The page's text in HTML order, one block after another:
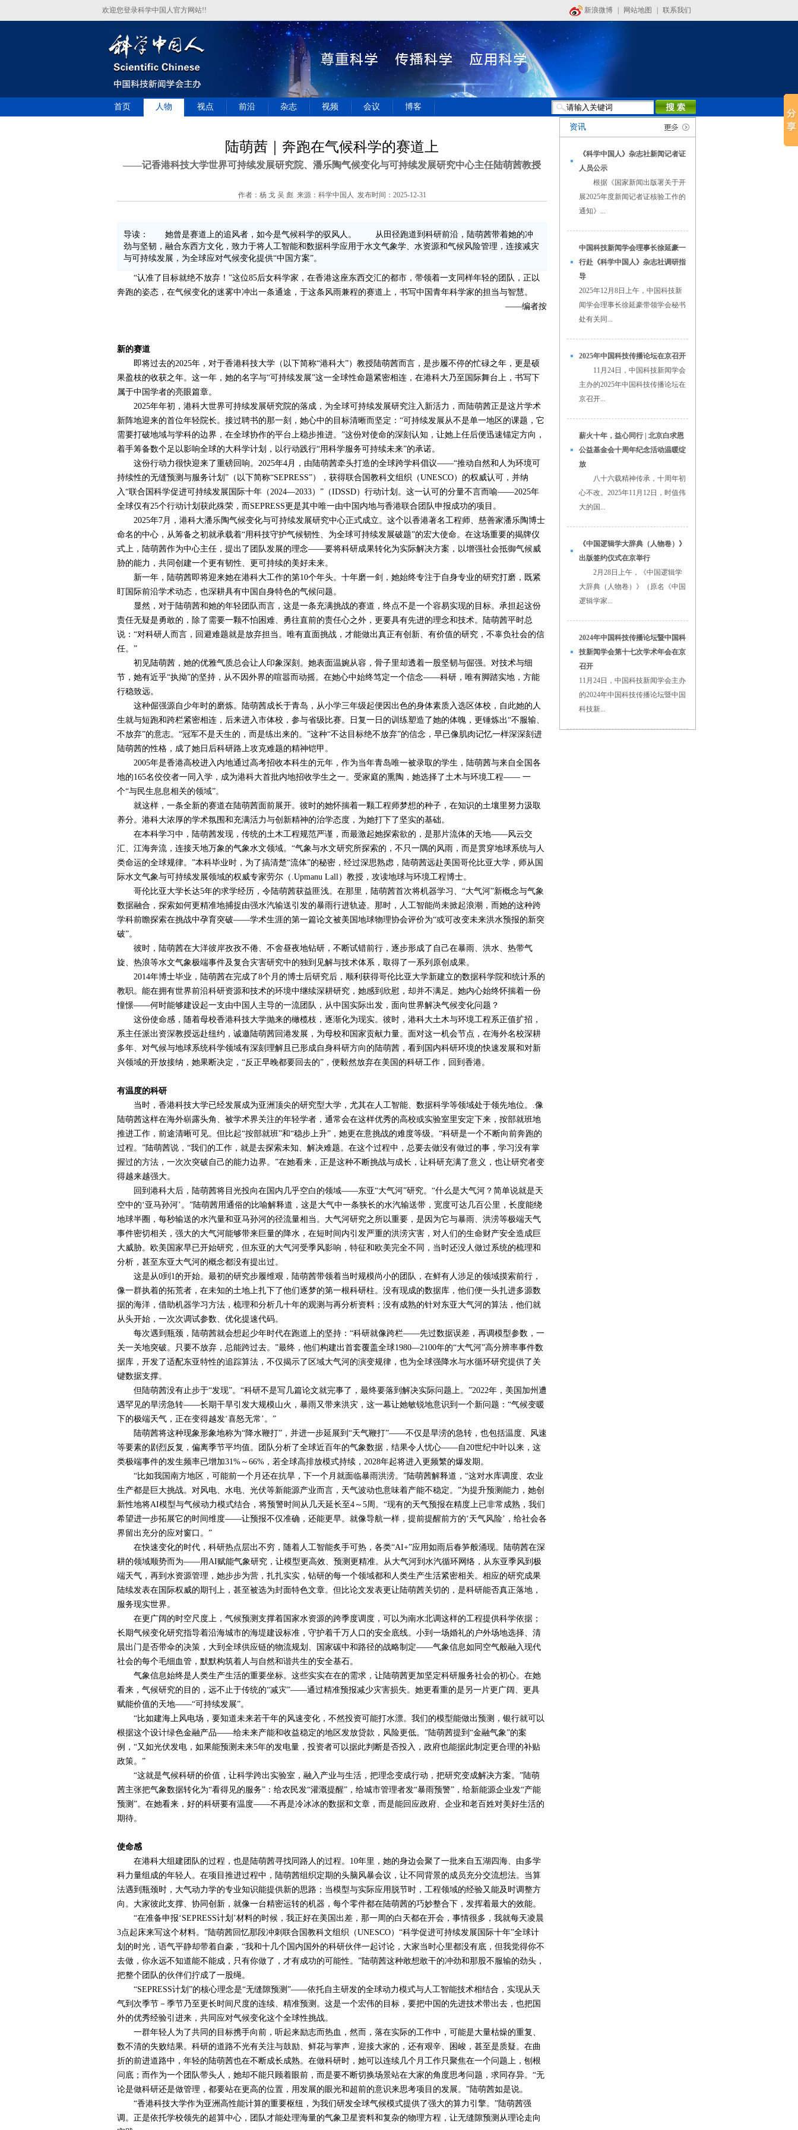
欢迎您登录科学中国人官方网站!! 新浪微博 网站地图 联系我们
首页 人物 视点 前沿 杂志 视频 会议 博客
陆萌茜｜奔跑在气候科学的赛道上
——记香港科技大学世界可持续发展研究院、潘乐陶气候变化与可持续发展研究中心主任陆萌茜教授
作者：杨 戈 吴 彪 来源：科学中国人 发布时间：2025-12-31
导读： 她曾是赛道上的追风者，如今是气候科学的驭风人。 从田径跑道到科研前沿，陆萌茜带着她的冲
劲与坚韧，融合东西方文化，致力于将人工智能和数据科学应用于水文气象学、水资源和气候风险管理，连接减灾
与可持续发展，为全球应对气候变化提供“中国方案”。
“认准了目标就绝不放弃！”这位85后女科学家，在香港这座东西交汇的都市，带领着一支同样年轻的团队，正以
奔跑的姿态，在气候变化的迷雾中冲出一条通途，于这条风雨兼程的赛道上，书写中国青年科学家的担当与智慧。
——编者按
新的赛道
即将过去的2025年，对于香港科技大学（以下简称“港科大”）教授陆萌茜而言，是步履不停的忙碌之年，更是硕
果盈枝的收获之年。这一年，她的名字与“可持续发展”这一全球性命题紧密相连，在港科大乃至国际舞台上，书写下
属于中国学者的亮眼篇章。
2025年年初，港科大世界可持续发展研究院的落成，为全球可持续发展研究注入新活力，而陆萌茜正是这片学术
新阵地迎来的首位年轻院长。接过聘书的那一刻，她心中的目标清晰而坚定：“可持续发展从不是单一地区的课题，它
需要打破地域与学科的边界，在全球协作的平台上稳步推进。”这份对使命的深刻认知，让她上任后便迅速锚定方向，
着手筹备数个足以影响全球的大科学计划，以行动践行“用科学服务可持续未来”的承诺。
这份行动力很快迎来了重磅回响。 2025年4月，由陆萌茜牵头打造的全球跨学科倡议——“推动自然和人为环境可
持续性的无缝预测与服务计划”（以下简称“SEPRESS”），获得联合国教科文组织（UNESCO）的权威认可，并纳
入“联合国科学促进可持续发展国际十年（2024—2033）”（IDSSD）行动计划。这一认可的分量不言而喻——2025年
全球仅有25个行动计划获此殊荣，而 SEPRESS更是其中唯一由中国内地与香港联合团队申报成功的项目。
2025年7月，港科大潘乐陶气候变化与可持续发展研究中心正式成立。这个以香港著名工程师、慈善家潘乐陶博士
命名的中心，从筹备之初就承载着“用科技守护气候韧性、为全球可持续发展破题”的宏大使命。在这场重要的揭牌仪
式上，陆萌茜作为中心主任，提出了团队发展的理念——要将科研成果转化为实际解决方案，以增强社会抵御气候威
胁的能力，共同创建一个更有韧性、更可持续的美好未来。
新一年，陆萌茜即将迎来她在港科大工作的第10个年头。十年磨一剑，她始终专注于自身专业的研究打磨，既紧
盯国际前沿学术动态，也深耕具有中国自身特色的气候问题。
显然，对于陆萌茜和她的年轻团队而言，这是一条充满挑战的赛道，终点不是一个容易实现的目标。承担起这份
责任无疑是勇敢的，除了需要一颗不怕困难、勇往直前的责任心之外，更要具有先进的理念和技术。陆萌茜平时总
说：“对科研人而言，回避难题就是放弃担当。唯有直面挑战，才能做出真正有创新、有价值的研究，不辜负社会的信
任。”
初见陆萌茜，她的优雅气质总会让人印象深刻。她表面温婉从容，骨子里却透着一股坚韧与倔强。对技术与细
节，她有近乎“执拗”的坚持，从不因外界的喧嚣而动摇。在她心中始终笃定一个信念——科研，唯有脚踏实地，方能
行稳致远。
这种倔强源自少年时的磨炼。陆萌茜成长于青岛，从小学三年级起便因出色的身体素质入选区体校，自此她的人
生就与短跑和跨栏紧密相连，后来进入市体校，参与省级比赛。日复一日的训练塑造了她的体魄，更锤炼出“不服输、
不放弃”的意志。“冠军不是天生的，而是练出来的。”这种“不达目标绝不放弃”的信念，早已像肌肉记忆一样深深刻进
陆萌茜的性格，成了她日后科研路上攻克难题的精神铠甲。
2005年是香港高校进入内地通过高考招收本科生的元年，作为当年青岛唯一被录取的学生，陆萌茜与来自全国各
地的165名佼佼者一同入学，成为港科大首批内地招收学生之一。受家庭的熏陶，她选择了土木与环境工程—— 一
个“与民生息息相关的领域”。
就这样，一条全新的赛道在陆萌茜面前展开。彼时的她怀揣着一颗工程师梦想的种子，在知识的土壤里努力汲取
养分。港科大浓厚的学术氛围和充满活力与创新精神的治学态度，为她打下了坚实的基础。
在本科学习中，陆萌茜发现，传统的土木工程规范严谨，而最激起她探索欲的，是那片流体的天地——风云交
汇、江海奔流，连接天地万象的气象水文领域。“气象与水文研究所探索的，不只一隅的风雨，而是贯穿地球系统与人
类命运的全球规律。”本科毕业时，为了搞清楚“流体”的秘密，经过深思熟虑，陆萌茜远赴美国哥伦比亚大学，师从国
际水文气象与可持续发展领域的权威专家劳尔（ .Upmanu Lall）教授，攻读地球与环境工程博士。
哥伦比亚大学长达5年的求学经历，令陆萌茜获益匪浅。在那里，陆萌茜首次将机器学习、“大气河”新概念与气象
数据融合，探索如何更精准地捕捉由强水汽输送引发的暴雨行进轨迹。那时，人工智能尚未掀起浪潮，而她的这种跨
学科前瞻探索在挑战中孕育突破——学术生涯的第一篇论文被美国地球物理协会评价为“或可改变未来洪水预报的新突
破”。
彼时，陆萌茜在大洋彼岸孜孜不倦、不舍昼夜地钻研，不断试错前行，逐步形成了自己在暴雨、洪水、热带气
旋、热浪等水文气象极端事件及复合灾害研究中的独到见解与技术体系，取得了一系列原创成果。
2014年博士毕业，陆萌茜在完成了8个月的博士后研究后，顺利获得哥伦比亚大学新建立的数据科学院和统计系的
教职。能在拥有世界前沿科研资源和技术的环境中继续深耕研究，她感到欣慰，却并不满足。她内心始终怀揣着一份
憧憬——何时能够建设起一支由中国人主导的一流团队，从中国实际出发，面向世界解决气候变化问题？
这份使命感，随着母校香港科技大学抛来的橄榄枝，逐渐化为现实。彼时，港科大土木与环境工程系正值扩招，
系主任派出资深教授远赴纽约，诚邀陆萌茜回港发展，为母校和国家贡献力量。面对这一机会节点，在海外名校深耕
多年、对气候与地球系统科学领域有深刻理解且已形成自身科研方向的陆萌茜，看到国内科研环境的快速发展和对新
兴领域的开放接纳，她果断决定，“反正早晚都要回去的”，便毅然放弃在美国的科研工作，回到香港。
有温度的科研
当时，香港科技大学已经发展成为亚洲顶尖的研究型大学，尤其在人工智能、数据科学等领域处于领先地位。 .像
陆萌茜这样在海外崭露头角、被学术界关注的年轻学者，通常会在这样优秀的高校或实验室里安定下来，按部就班地
推进工作，前途清晰可见。但比起“按部就班”和“稳步上升”，她更在意挑战的难度等级。“科研是一个不断向前奔跑的
过程。”陆萌茜说，“我们的工作，就是去探索未知、解决难题。在这个过程中，总要去做没有做过的事，学习没有掌
握过的方法，一次次突破自己的能力边界。”在她看来，正是这种不断挑战与成长，让科研充满了意义，也让研究者变
得越来越强大。
回到港科大后，陆萌茜将目光投向在国内几乎空白的领域——东亚“大气河”研究。“什么是大气河？简单说就是天
空中的‘亚马孙河’。”陆萌茜用通俗的比喻解释道，这是大气中一条狭长的水汽输送带，宽度可达几百公里，长度能绕
地球半圈，每秒输送的水汽量和亚马孙河的径流量相当。大气河研究之所以重要，是因为它与暴雨、洪涝等极端天气
事件密切相关，强大的大气河能够带来巨量的降水，在短时间内引发严重的洪涝灾害，对人们的生命财产安全造成巨
大威胁。欧美国家早已开始研究，但东亚的大气河受季风影响，特征和欧美完全不同，当时还没人做过系统的梳理和
分析，甚至东亚大气河的概念都没有提出过。
这是从0到 1的开始。最初的研究步履维艰，陆萌茜带领着当时规模尚小的团队，在鲜有人涉足的领域摸索前行，
像一群执着的拓荒者，在未知的土地上扎下了他们逐梦的第一根科研柱。没有现成的数据库，他们便一头扎进多源数
据的海洋，借助机器学习方法，梳理和分析几十年的观测与再分析资料；没有成熟的针对东亚大气河的算法，他们就
从头开始，一次次调试参数、优化提速代码。
每次遇到瓶颈，陆萌茜就会想起少年时代在跑道上的坚持：“科研就像跨栏——先过数据误差，再调模型参数，一
关一关地突破。只要不放弃，总能跨过去。”最终，他们构建出首套覆盖全球1980—2100年的“大气河”高分辨率事件数
据库，开发了适配东亚特性的追踪算法，不仅揭示了区域大气河的演变规律，也为全球强降水与水循环研究提供了关
键数据支撑。
但陆萌茜没有止步于“发现”。“科研不是写几篇论文就完事了，最终要落到解决实际问题上。”2022年，美国加州遭
遇罕见的旱涝急转——长期干旱引发大规模山火，暴雨又带来洪灾，这一幕让她敏锐地意识到一个新问题：“气候变暖
下的极端天气，正在变得越发‘喜怒无常’。”
陆萌茜将这种现象形象地称为“降水鞭打”，并进一步延展到“天气鞭打”——不仅是旱涝的急转，也包括温度、风速
等要素的剧烈反复，偏离季节平均值。团队分析了全球近百年的气象数据，结果令人忧心——自20世纪中叶以来，这
类极端事件的发生频率已增加31% ～ 66% ，若全球高排放模式持续， 2028年起将进入更频繁的爆发期。
“比如我国南方地区，可能前一个月还在抗旱，下一个月就面临暴雨洪涝。”陆萌茜解释道，“这对水库调度、农业
生产都是巨大挑战。对风电、水电、光伏等新能源产业而言，天气波动也意味着产能不稳定。”为提升预测能力，她创
新性地将AI模型与气候动力模式结合，将预警时间从几天延长至4 ～ 5周。“现有的天气预报在精度上已非常成熟，我们
希望进一步拓展它的时间维度——让预报不仅准确，还能更早。就像导航一样，提前提醒前方的‘天气风险’，给社会各
界留出充分的应对窗口。”
在快速变化的时代，科研热点层出不穷，随着人工智能炙手可热，各类“AI+”应用如雨后春笋般涌现。陆萌茜在深
耕的领域顺势而为——用AI赋能气象研究，让模型更高效、预测更精准。从大气河到水汽循环网络，从东亚季风到极
端天气，再到水资源管理，她步步为营，扎扎实实，钻研的每一个领域都和人类生产生活紧密相关。相应的研究成果
陆续发表在国际权威的期刊上，甚至被选为封面特色文章。但比论文发表更让陆萌茜关切的，是科研能否真正落地，
服务现实世界。
在更广阔的时空尺度上，气候预测支撑着国家水资源的跨季度调度，可以为南水北调这样的工程提供科学依据；
长期气候变化研究指导着沿海城市的海堤建设标准，守护着千万人口的安全底线。小到一场婚礼的户外场地选择、清
晨出门是否带伞的决策，大到全球供应链的物流规划、国家碳中和路径的战略制定——气象信息如同空气般融入现代
社会的每个毛细血管，默默构筑着人与自然和谐共生的安全基石。
气象信息始终是人类生产生活的重要坐标。这些实实在在的需求，让陆萌茜更加坚定科研服务社会的初心。在她
看来，气候研究的目的，远不止于传统的“减灾”——通过精准预报减少灾害损失。她更看重的是另一片更广阔、更具
赋能价值的天地——“可持续发展”。
“比如建海上风电场，要知道未来若干年的风速变化，不然投资可能打水漂。我们的模型能做出预测，银行就可以
根据这个设计绿色金融产品——给未来产能和收益稳定的地区发放贷款，风险更低。”陆萌茜提到“金融气象”的案
例，“又如光伏发电，如果能预测未来5年的发电量，投资者可以据此判断是否投入，政府也能据此制定更合理的补贴
政策。”
“这就是气候科研的价值，让科学跨出实验室，融入产业与生活，把理念变成行动，把研究变成解决方案。”陆萌
茜主张把气象数据转化为“看得见的服务”：给农民发“灌溉提醒”，给城市管理者发“暴雨预警”，给新能源企业发“产能
预测”。在她看来，好的科研要有温度——不再是冷冰冰的数据和文章，而是能回应政府、企业和老百姓对美好生活的
期待。
使命感
在港科大组建团队的过程，也是陆萌茜寻找同路人的过程。 10年里，她的身边会聚了一批来自五湖四海、由多学
科力量组成的年轻人。在项目推进过程中，陆萌茜组织定期的头脑风暴会议，让不同背景的成员充分交流想法。当算
法遇到瓶颈时，大气动力学的专业知识能提供新的思路；当模型与实际应用脱节时，工程领域的经验又能及时调整方
向。大家彼此支撑、协同创新，就像一台精密运转的机器，每个零件都在陆萌茜的巧妙整合下，发挥着最大的效能。
“在准备申报‘SEPRESS计划’材料的时候，我正好在美国出差，那一周的白天都在开会，事情很多，我就每天凌晨
3点起床来写这个材料。”陆萌茜回忆那段冲刺联合国教科文组织（UNESCO）“科学促进可持续发展国际十年”全球计
划的时光，语气平静却带着自豪，“我和十几个国内国外的科研伙伴一起讨论，大家当时心里都没有底，但我觉得你不
去做，你永远不知道能不能成，只有你做了，才有成功的可能性。”陆萌茜这种敢想敢干的冲劲和那股不服输的劲头，
把整个团队的伙伴们拧成了一股绳。
“SEPRESS计划”的核心理念是“无缝隙预测”——依托自主研发的全球动力模式与人工智能技术相结合，实现从天
气到次季节－季节乃至更长时间尺度的连续、精准预测。这是一个宏伟的目标，要把中国的先进技术带出去，也把国
外的优秀经验引进来，共同应对气候变化这个全球性挑战。
一群年轻人为了共同的目标携手向前，听起来励志而热血，然而，落在实际的工作中，可能是大量枯燥的重复、
数不清的失败结果。科研的道路不光有关注与鼓励、鲜花与掌声，迎接大家的，还有艰辛、困峻，甚至是质疑。在曲
折的前进道路中，年轻的陆萌茜也在不断成长成熟。在做科研时，她可以连续几个月工作只聚焦在一个问题上，刨根
问底；而作为一个团队带头人，她却不能只顾着眼前，而是要不断切换场景站在大家的角度思考问题，求同存异。“无
论是做科研还是做管理，都要站在更高的位置，用发展的眼光和超前的意识来思考项目的发展。”陆萌茜如是说。
“香港科技大学作为亚洲高性能计算的重要枢纽，为我们研发全球气候模式提供了强大的算力引擎。”陆萌茜强
调。正是依托学校领先的超算中心，团队才能处理海量的气象卫星资料和复杂的物理方程，让无缝隙预测从理论走向
资讯
《科学中国人》杂志社新闻记者证
人员公示
根据《国家新闻出版署关于开
展2025年度新闻记者证核验工作的
通知》...
中国科技新闻学会理事长徐延豪一
行赴《科学中国人》杂志社调研指
导
2025年12月8日上午，中国科技新
闻学会理事长徐延豪带领学会秘书
处有关同...
2025年中国科技传播论坛在京召开
11月24日，中国科技新闻学会
主办的2025年中国科技传播论坛在
京召开...
薪火十年，益心同行 | 北京白求恩
公益基金会十周年纪念活动温暖绽
放
八十六载精神传承，十周年初
心不改。2025年11月12日，时值伟
大的国...
《中国逻辑学大辞典（人物卷）》
出版签约仪式在京举行
2月28日上午，《中国逻辑学
大辞典（人物卷）》（原名《中国
逻辑学家...
2024年中国科技传播论坛暨中国科
技新闻学会第十七次学术年会在京
召开
11月24日，中国科技新闻学会主办
的2024年中国科技传播论坛暨中国
科技新...